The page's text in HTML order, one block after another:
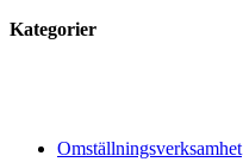
Kategorier
Omställningsverksamhet